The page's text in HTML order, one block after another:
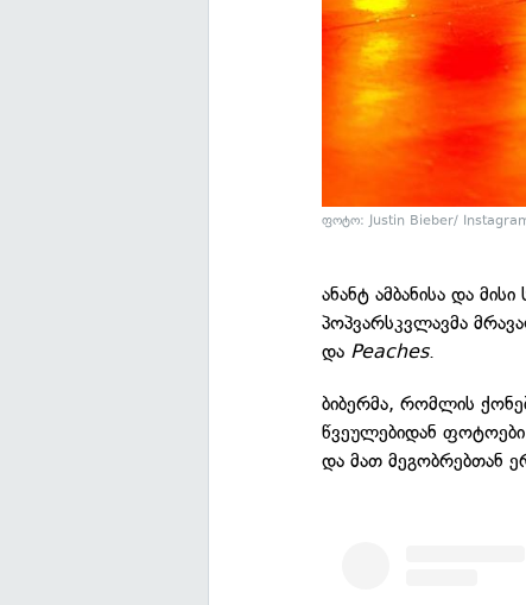
ფოტო: Justin Bieber/
ანანტ ამბანისა და
პოპვარსკვლავმა
და Peaches.
ბიბერმა, რომლის
წვეულებიდან
და მათ მეგობრებთან